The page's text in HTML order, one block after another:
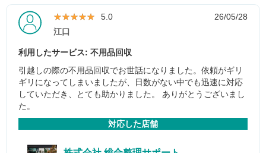
★★★★★
★★★★★ 5.0
26/05/28
江口
利用したサービス: 不用品回収
引越しの際の不用品回収でお世話になりました。依頼がギリ
ギリになってしまいましたが、日数がない中でも迅速に対応
していただき、とても助かりました。 ありがとうございまし
た。
対応した店舗